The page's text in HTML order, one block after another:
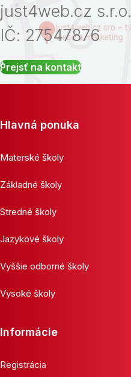
just4web.cz s.r.o.
IČ: 27547876
Prejsť na kontakt
Hlavná ponuka
Materské školy
Základné školy
Stredné školy
Jazykové školy
Vyššie odborné školy
Vysoké školy
Informácie
Registrácia